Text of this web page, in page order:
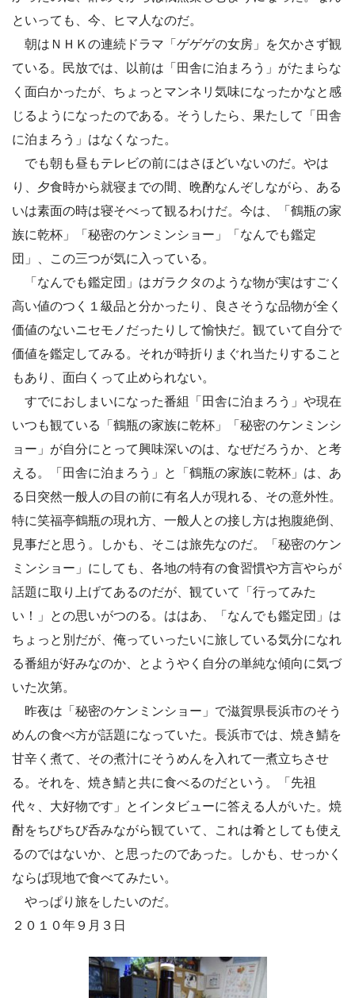
といっても、今、ヒマ人なのだ。
朝はＮＨＫの連続ドラマ「ゲゲゲの女房」を欠かさず観
ている。民放では、以前は「田舎に泊まろう」がたまらな
く面白かったが、ちょっとマンネリ気味になったかなと感
じるようになったのである。そうしたら、果たして「田舎
に泊まろう」はなくなった。
でも朝も昼もテレビの前にはさほどいないのだ。やは
り、夕食時から就寝までの間、晩酌なんぞしながら、ある
いは素面の時は寝そべって観るわけだ。今は、「鶴瓶の家
族に乾杯」「秘密のケンミンショー」「なんでも鑑定
団」、この三つが気に入っている。
「なんでも鑑定団」はガラクタのような物が実はすごく
高い値のつく１級品と分かったり、良さそうな品物が全く
価値のないニセモノだったりして愉快だ。観ていて自分で
価値を鑑定してみる。それが時折りまぐれ当たりすること
もあり、面白くって止められない。
すでにおしまいになった番組「田舎に泊まろう」や現在
いつも観ている「鶴瓶の家族に乾杯」「秘密のケンミンシ
ョー」が自分にとって興味深いのは、なぜだろうか、と考
える。「田舎に泊まろう」と「鶴瓶の家族に乾杯」は、あ
る日突然一般人の目の前に有名人が現れる、その意外性。
特に笑福亭鶴瓶の現れ方、一般人との接し方は抱腹絶倒、
見事だと思う。しかも、そこは旅先なのだ。「秘密のケン
ミンショー」にしても、各地の特有の食習慣や方言やらが
話題に取り上げてあるのだが、観ていて「行ってみた
い！」との思いがつのる。ははあ、「なんでも鑑定団」は
ちょっと別だが、俺っていったいに旅している気分になれ
る番組が好みなのか、とようやく自分の単純な傾向に気づ
いた次第。
昨夜は「秘密のケンミンショー」で滋賀県長浜市のそう
めんの食べ方が話題になっていた。長浜市では、焼き鯖を
甘辛く煮て、その煮汁にそうめんを入れて一煮立ちさせ
る。それを、焼き鯖と共に食べるのだという。「先祖
代々、大好物です」とインタビューに答える人がいた。焼
酎をちびちび呑みながら観ていて、これは肴としても使え
るのではないか、と思ったのであった。しかも、せっかく
ならば現地で食べてみたい。
やっぱり旅をしたいのだ。
２０１０年９月３日